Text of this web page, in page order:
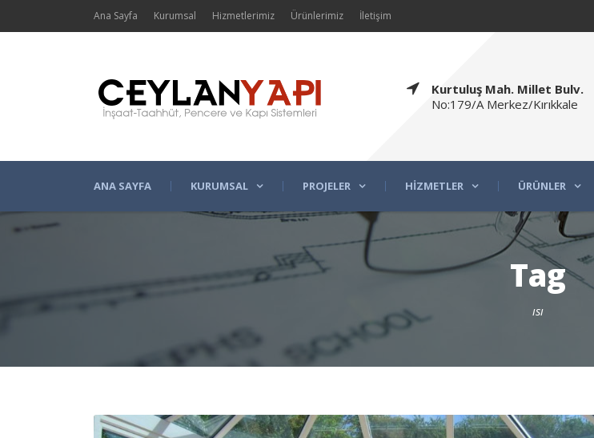
Ana Sayfa Kurumsal Hizmetlerimiz Ürünlerimiz İletişim
Kurtuluş Mah. Millet Bulv.
No:179/A Merkez/Kırıkkale
ANA SAYFA KURUMSAL PROJELER HIZMETLER ÜRÜNLER
Tag
ısı